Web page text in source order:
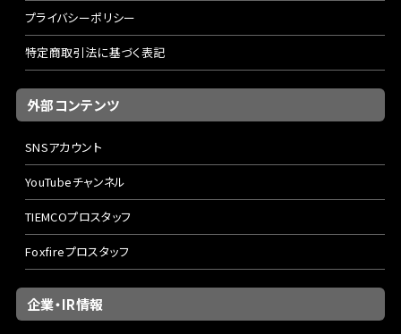
プライバシーポリシー
特定商取引法に基づく表記
外部コンテンツ
SNSアカウント
YouTubeチャンネル
TIEMCOプロスタッフ
Foxfireプロスタッフ
企業・IR情報